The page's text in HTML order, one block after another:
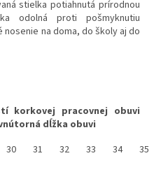
stielka potiahnutá prírodnou
odolná proti pošmyknutiu
na doma, do školy aj do
korkovej pracovnej obuvi
dĺžka obuvi
30 31 32 33 34 35